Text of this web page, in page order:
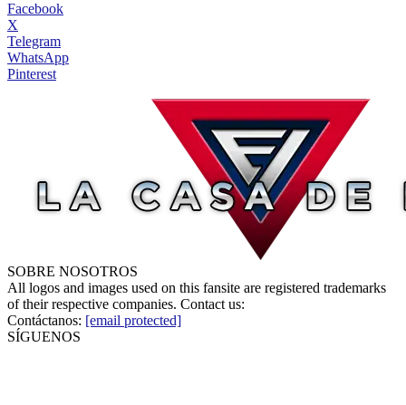
Facebook
X
Telegram
WhatsApp
Pinterest
SOBRE NOSOTROS
All logos and images used on this fansite are registered trademarks
of their respective companies. Contact us:
Contáctanos: [email protected]
SÍGUENOS